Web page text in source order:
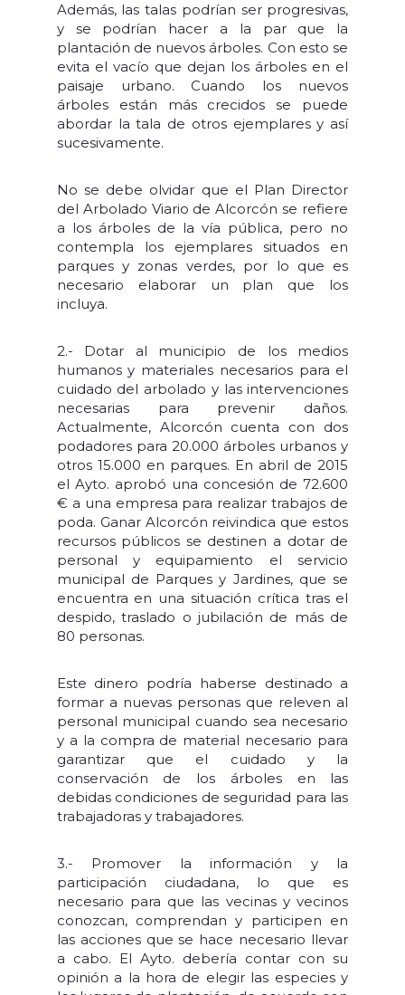
Además, las talas podrían ser progresivas,
y se podrían hacer a la par que la
plantación de nuevos árboles. Con esto se
evita el vacío que dejan los árboles en el
paisaje urbano. Cuando los nuevos
árboles están más crecidos se puede
abordar la tala de otros ejemplares y así
sucesivamente.
No se debe olvidar que el Plan Director
del Arbolado Viario de Alcorcón se refiere
a los árboles de la vía pública, pero no
contempla los ejemplares situados en
parques y zonas verdes, por lo que es
necesario elaborar un plan que los
incluya.
2.- Dotar al municipio de los medios
humanos y materiales necesarios para el
cuidado del arbolado y las intervenciones
necesarias para prevenir daños.
Actualmente, Alcorcón cuenta con dos
podadores para 20.000 árboles urbanos y
otros 15.000 en parques. En abril de 2015
el Ayto. aprobó una concesión de 72.600
€ a una empresa para realizar trabajos de
poda. Ganar Alcorcón reivindica que estos
recursos públicos se destinen a dotar de
personal y equipamiento el servicio
municipal de Parques y Jardines, que se
encuentra en una situación crítica tras el
despido, traslado o jubilación de más de
80 personas.
Este dinero podría haberse destinado a
formar a nuevas personas que releven al
personal municipal cuando sea necesario
y a la compra de material necesario para
garantizar que el cuidado y la
conservación de los árboles en las
debidas condiciones de seguridad para las
trabajadoras y trabajadores.
3.- Promover la información y la
participación ciudadana, lo que es
necesario para que las vecinas y vecinos
conozcan, comprendan y participen en
las acciones que se hace necesario llevar
a cabo. El Ayto. debería contar con su
opinión a la hora de elegir las especies y